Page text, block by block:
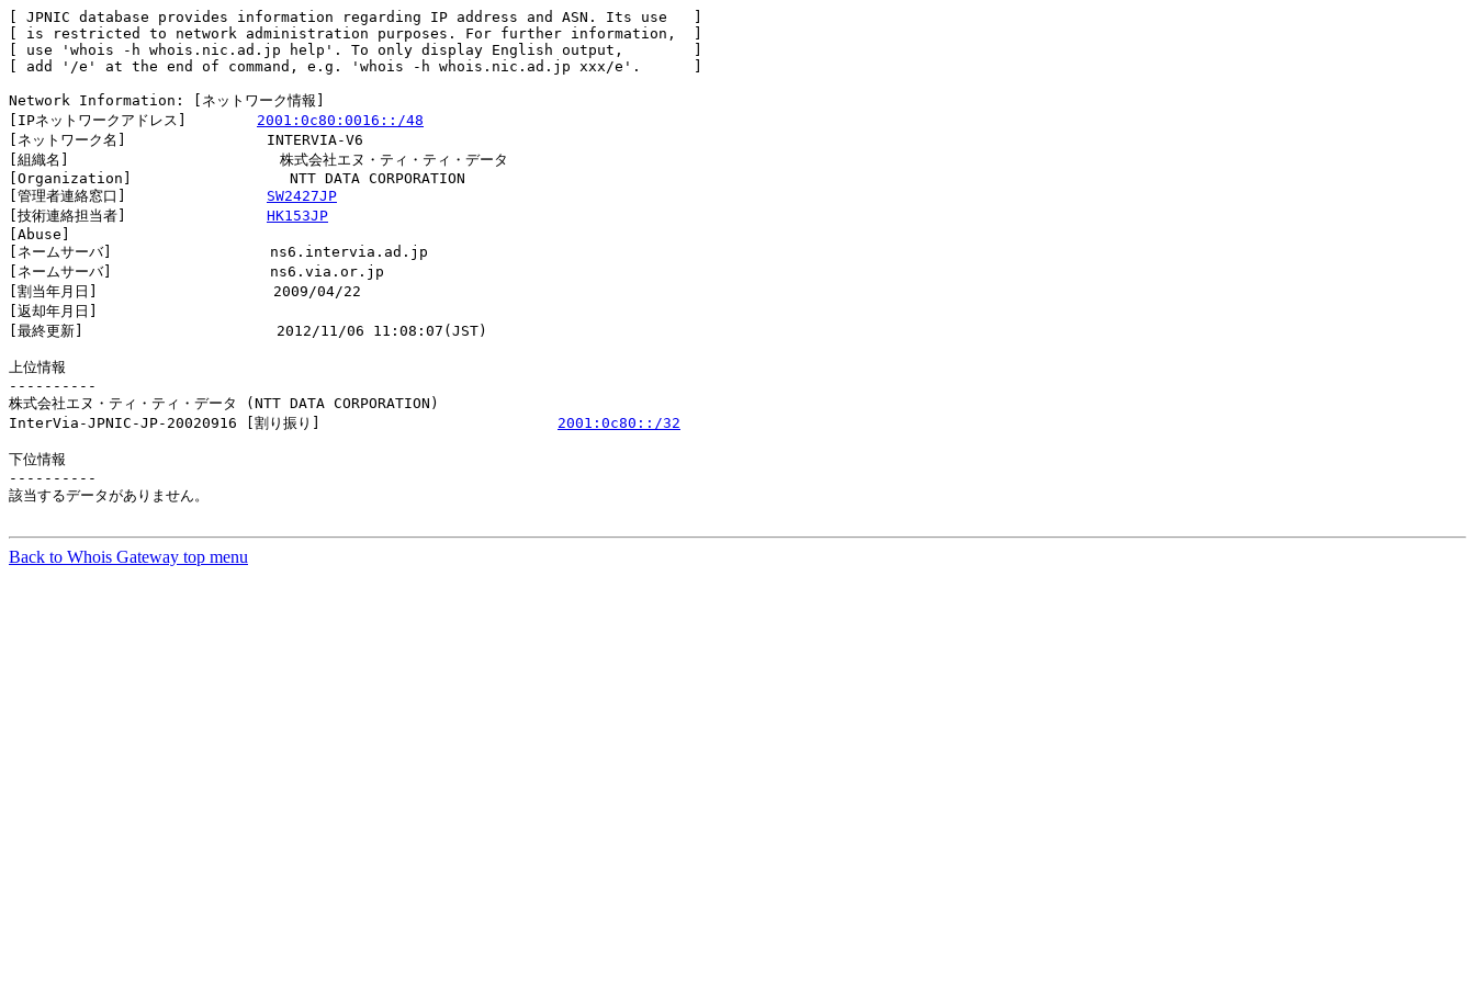
[ JPNIC database provides information regarding IP address and ASN. Its use   ]
[ is restricted to network administration purposes. For further information,  ]
[ use 'whois -h whois.nic.ad.jp help'. To only display English output,        ]
[ add '/e' at the end of command, e.g. 'whois -h whois.nic.ad.jp xxx/e'.      ]
Network Information: [ネットワーク情報]
[IPネットワークアドレス] 2001:0c80:0016::/48
[ネットワーク名]                INTERVIA-V6
[組織名]                        株式会社エヌ・ティ・ティ・データ
[Organization]                  NTT DATA CORPORATION
[管理者連絡窓口] SW2427JP
[技術連絡担当者] HK153JP
[Abuse]
[ネームサーバ]                  ns6.intervia.ad.jp
[ネームサーバ]                  ns6.via.or.jp
[割当年月日]                    2009/04/22
[返却年月日]
[最終更新]                      2012/11/06 11:08:07(JST)
上位情報
----------
株式会社エヌ・ティ・ティ・データ (NTT DATA CORPORATION)
InterVia-JPNIC-JP-20020916 [割り振り] 2001:0c80::/32
下位情報
----------
該当するデータがありません。
Back to Whois Gateway top menu